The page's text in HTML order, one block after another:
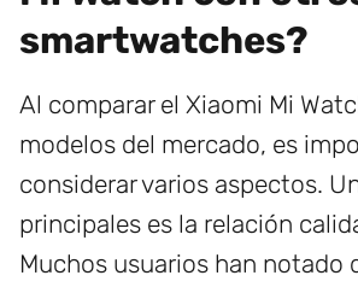
smartwatches?
Al comparar el Xiaomi Mi
modelos del mercado, es
considerar varios aspectos.
principales es la relación
Muchos usuarios han notado